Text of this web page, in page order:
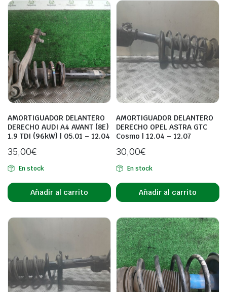
AMORTIGUADOR DELANTERO
DERECHO AUDI A4 AVANT (8E)
1.9 TDI (96kW) | 05.01 – 12.04
35,00€
En stock
Añadir al carrito
AMORTIGUADOR DELANTERO
DERECHO OPEL ASTRA GTC
Cosmo | 12.04 – 12.07
30,00€
En stock
Añadir al carrito